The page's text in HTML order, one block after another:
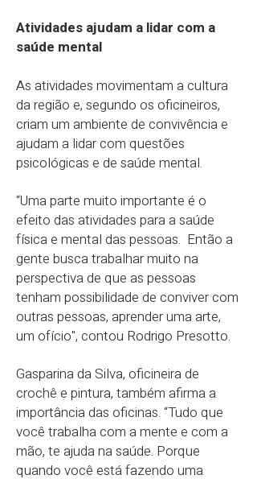
Atividades ajudam a lidar com a
saúde mental
As atividades movimentam a cultura
da região e, segundo os oficineiros,
criam um ambiente de convivência e
ajudam a lidar com questões
psicológicas e de saúde mental.
“Uma parte muito importante é o
efeito das atividades para a saúde
física e mental das pessoas. Então a
gente busca trabalhar muito na
perspectiva de que as pessoas
tenham possibilidade de conviver com
outras pessoas, aprender uma arte,
um ofício", contou Rodrigo Presotto.
Gasparina da Silva, oficineira de
crochê e pintura, também afirma a
importância das oficinas. “Tudo que
você trabalha com a mente e com a
mão, te ajuda na saúde. Porque
quando você está fazendo uma